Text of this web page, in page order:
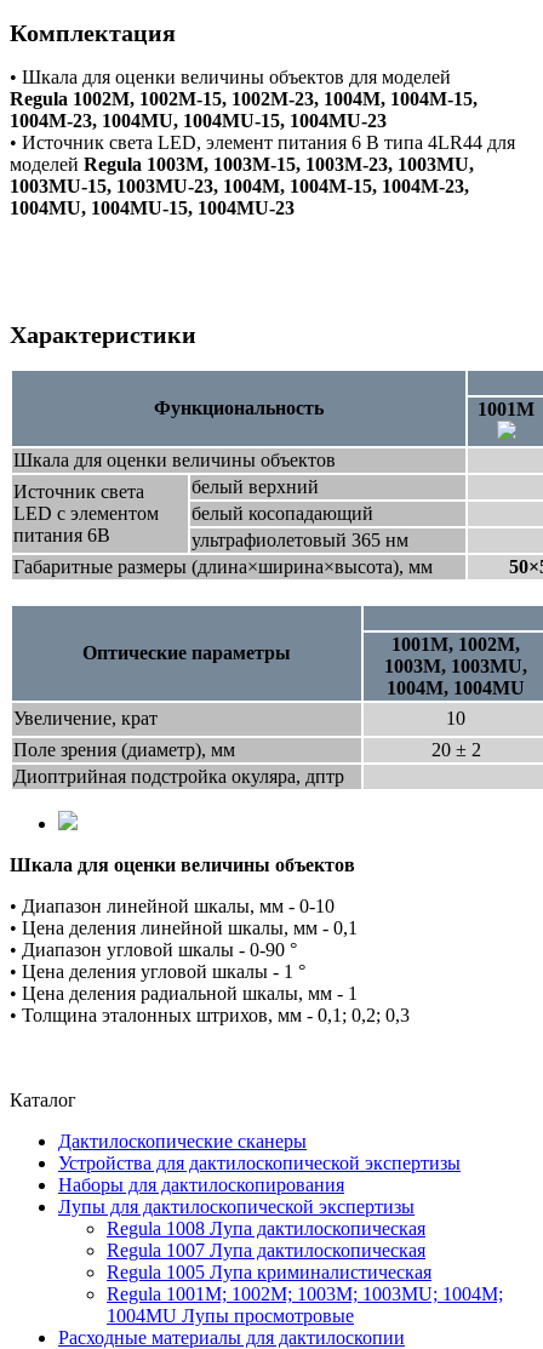
Комплектация
• Шкала для оценки величины объектов для моделей
Regula 1002M, 1002M-15, 1002M-23, 1004M, 1004M-15,
1004M-23, 1004MU, 1004MU-15, 1004MU-23
• Источник света LED, элемент питания 6 В типа 4LR44 для
моделей Regula 1003М, 1003М-15, 1003М-23, 1003МU,
1003МU-15, 1003МU-23, 1004М, 1004М-15, 1004М-23,
1004МU, 1004МU-15, 1004МU-23
Характеристики
Функциональность 1001М
Шкала для оценки величины объектов
Источник света
LED с элементом
питания 6В
белый верхний
белый косопадающий
ультрафиолетовый 365 нм
Габаритные размеры (длина×ширина×высота), мм
Оптические параметры
1001M, 1002M,
1003M, 1003MU,
1004M, 1004MU
Увеличение, крат
10
Поле зрения (диаметр), мм
20 ± 2
Диоптрийная подстройка окуляра, дптр
Шкала для оценки величины объектов
• Диапазон линейной шкалы, мм - 0-10
• Цена деления линейной шкалы, мм - 0,1
• Диапазон угловой шкалы - 0-90 °
• Цена деления угловой шкалы - 1 °
• Цена деления радиальной шкалы, мм - 1
• Толщина эталонных штрихов, мм - 0,1; 0,2; 0,3
Каталог
Дактилоскопические сканеры
Устройства для дактилоскопической экспертизы
Наборы для дактилоскопирования
Лупы для дактилоскопической экспертизы
Regula 1008 Лупа дактилоскопическая
Regula 1007 Лупа дактилоскопическая
Regula 1005 Лупа криминалистическая
Regula 1001М; 1002М; 1003М; 1003МU; 1004М;
1004МU Лупы просмотровые
Расходные материалы для дактилоскопии